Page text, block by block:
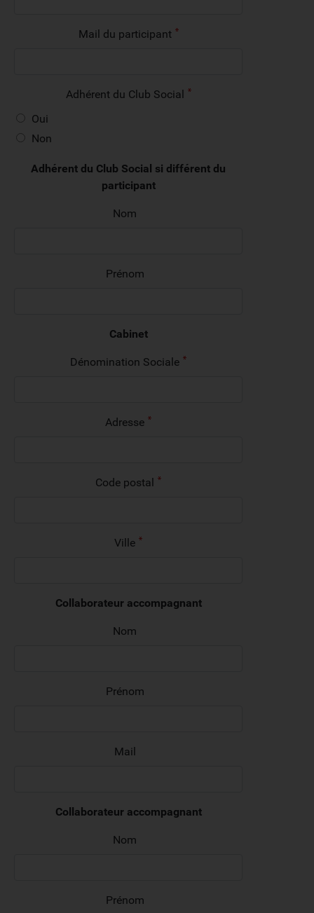
Mail du participant
Adhérent du Club Social
Oui
Non
Adhérent du Club Social si différent du
participant
Nom
Prénom
Cabinet
Dénomination Sociale
Adresse
Code postal
Ville
Collaborateur accompagnant
Nom
Prénom
Mail
Collaborateur accompagnant
Nom
Prénom